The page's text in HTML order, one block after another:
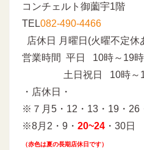
コンチェルト御薗宇1階
TEL082-490-4466
店休日 月曜日(火曜不定休
営業時間 平日 10時～19時
土日祝日 10時～
・店休日・
※７月5・12・13・19・26
※8月2・9・ 20~24 ・30日
（赤色は夏の長期店休日です）